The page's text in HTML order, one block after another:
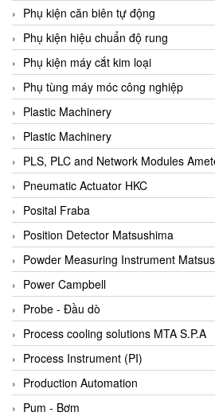
Benetech Vietnam
Bently Nevada
Bentone Vietnam
Bernstein Vietnam
Berthold
Bestech
Bestech
BETA
Bifold
Bihl+wiedemann
Bihl+wiedemann
Bilz
Binder Connector
Biotech
BirdX Vietnam
BK Vibro
Black Box
Phụ kiện căn biên tự động
Phụ kiện hiệu chuẩn độ rung
Phụ kiện máy cắt kim loại
Phụ tùng máy móc công nghiệp
Plastic Machinery
Plastic Machinery
PLS, PLC and Network Modules
Pneumatic Actuator HKC
Posital Fraba
Position Detector Matsushima
Powder Measuring Instrument
Power Campbell
Probe - Đầu dò
Process cooling solutions MTA S.P.A
Process Instrument (PI)
Production Automation
Pum - Bơm